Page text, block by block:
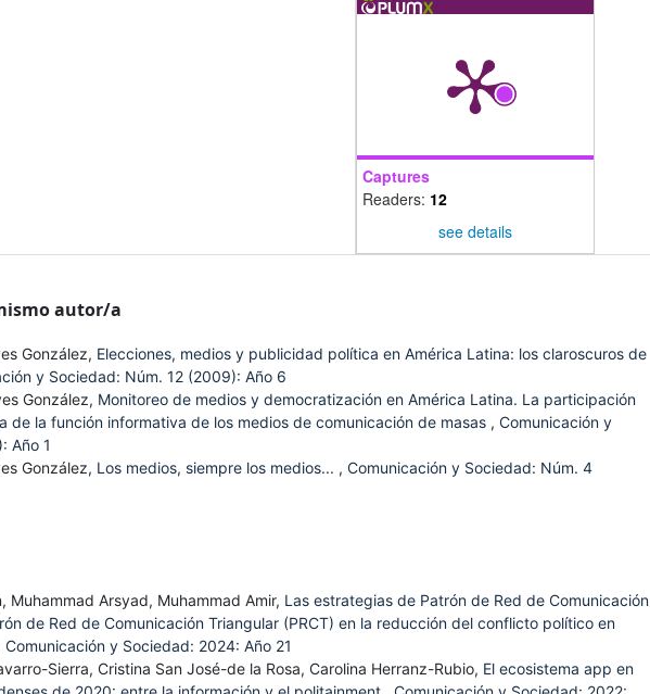
Captures
Readers: 12
see details
autor/a
González, Elecciones, medios y publicidad política en América Latina: los claroscuros de
y Sociedad: Núm. 12 (2009): Año 6
González, Monitoreo de medios y democratización en América Latina. La participación
de la función informativa de los medios de comunicación de masas , Comunicación y
Año 1
González, Los medios, siempre los medios... , Comunicación y Sociedad: Núm. 4
Muhammad Arsyad, Muhammad Amir, Las estrategias de Patrón de Red de Comunicación
de Red de Comunicación Triangular (PRCT) en la reducción del conflicto político en
Comunicación y Sociedad: 2024: Año 21
Sierra, Cristina San José-de la Rosa, Carolina Herranz-Rubio, El ecosistema app en